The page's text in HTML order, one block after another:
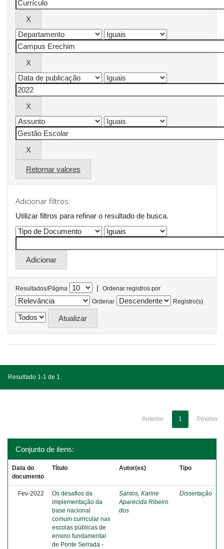
Retornar valores
Adicionar filtros:
Utilizar filtros para refinar o resultado de busca.
Resultados/Página |
Ordenar registros por
Ordenar
Registro(s)
Resultado 1-1 de 1.
Anterior 1 Póximo
Conjunto de itens:
Data do
documento
Título Autor(es) Tipo
Fev-2022
Os desafios da
implementação da
base nacional
comum curricular nas
escolas públicas de
ensino fundamental
de Ponte Serrada -
Santos, Karine
Aparecida Ribeiro
dos
Dissertação